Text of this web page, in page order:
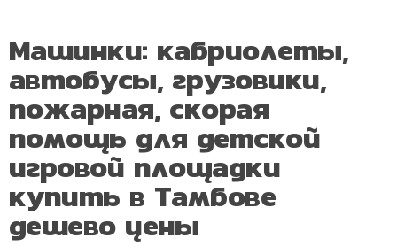
Машинки: кабриолеты,
автобусы, грузовики,
пожарная, скорая
помощь для детской
игровой площадки
купить в Тамбове
дешево цены